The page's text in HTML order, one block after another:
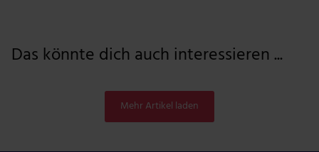
Das könnte dich auch interessieren ...
Mehr Artikel laden